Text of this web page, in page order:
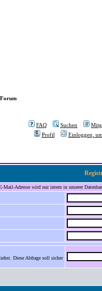
FAQ Suchen
Profil
Einloggen,
Adresse wird nur intern in unserer
Diese Abfrage soll sicher